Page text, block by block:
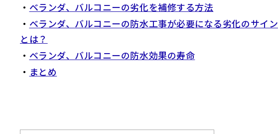
・ ベランダ、バルコニーの劣化を補修する方法
・ ベランダ、バルコニーの防水工事が必要になる劣化のサイン
とは？
・ ベランダ、バルコニーの防水効果の寿命
・ まとめ